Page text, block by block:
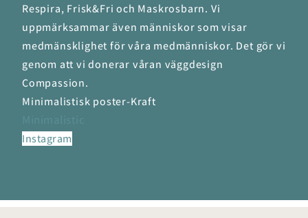
Respira, Frisk&Fri och Maskrosbarn. Vi
uppmärksammar även människor som visar
medmänsklighet för våra medmänniskor. Det gör vi
genom att vi donerar våran väggdesign
Compassion.
Minimalistisk poster-Kraft
Instagram